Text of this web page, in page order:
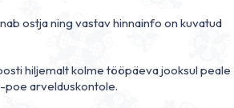
ostja ning vastav hinnainfo on kuvatud
hiljemalt kolme tööpäeva jooksul peale
poe arvelduskontole.